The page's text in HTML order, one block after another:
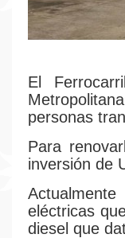
El
personas
Para
inversión de
eléctricas
diesel que